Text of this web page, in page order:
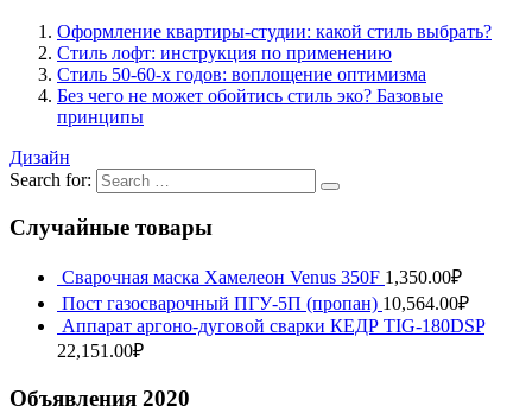
Оформление квартиры-студии: какой стиль выбрать?
Стиль лофт: инструкция по применению
Стиль 50-60-х годов: воплощение оптимизма
Без чего не может обойтись стиль эко? Базовые
принципы
Дизайн
Search for:
Случайные товары
Сварочная маска Хамелеон Venus 350F 1,350.00₽
Пост газосварочный ПГУ-5П (пропан) 10,564.00₽
Аппарат аргоно-дуговой сварки КЕДР TIG-180DSP
22,151.00₽
Объявления 2020